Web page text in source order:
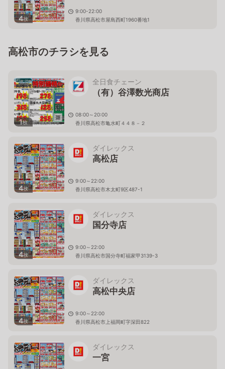
4枚
9:00-22:00
香川県高松市屋島西町1960番地1
高松市のチラシを見る
1枚
全日食チェーン
（有）谷澤数光商店
08:00～20:00
香川県高松市亀水町４４８－２
4枚
ダイレックス
高松店
9:00～22:00
香川県高松市木太町9区487-1
4枚
ダイレックス
国分寺店
9:00～22:00
香川県高松市国分寺町福家甲3139-3
4枚
ダイレックス
高松中央店
9:00～22:00
香川県高松市上福岡町字深田822
ダイレックス
一宮